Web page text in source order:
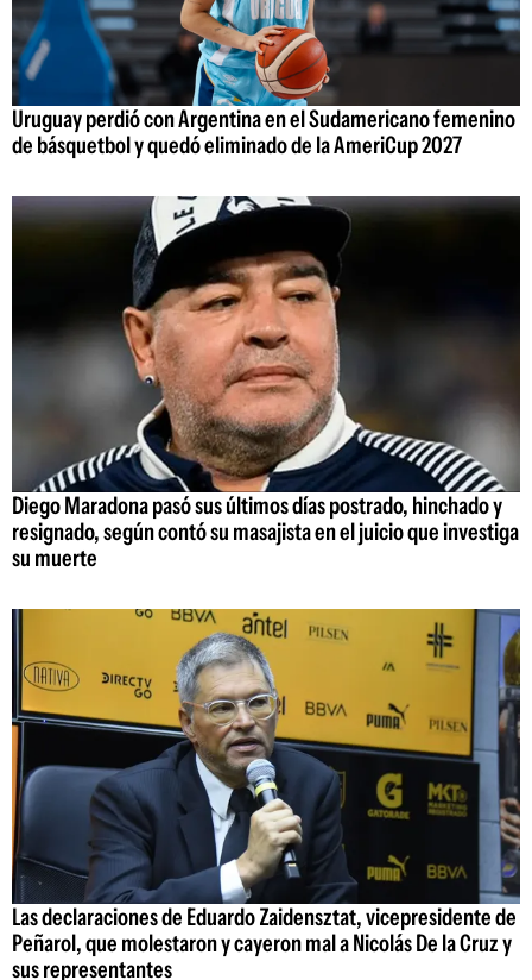
Uruguay perdió con Argentina en el Sudamericano femenino
de básquetbol y quedó eliminado de la AmeriCup 2027
Diego Maradona pasó sus últimos días postrado, hinchado y
resignado, según contó su masajista en el juicio que investiga
su muerte
Las declaraciones de Eduardo Zaidensztat, vicepresidente de
Peñarol, que molestaron y cayeron mal a Nicolás De la Cruz y
sus representantes